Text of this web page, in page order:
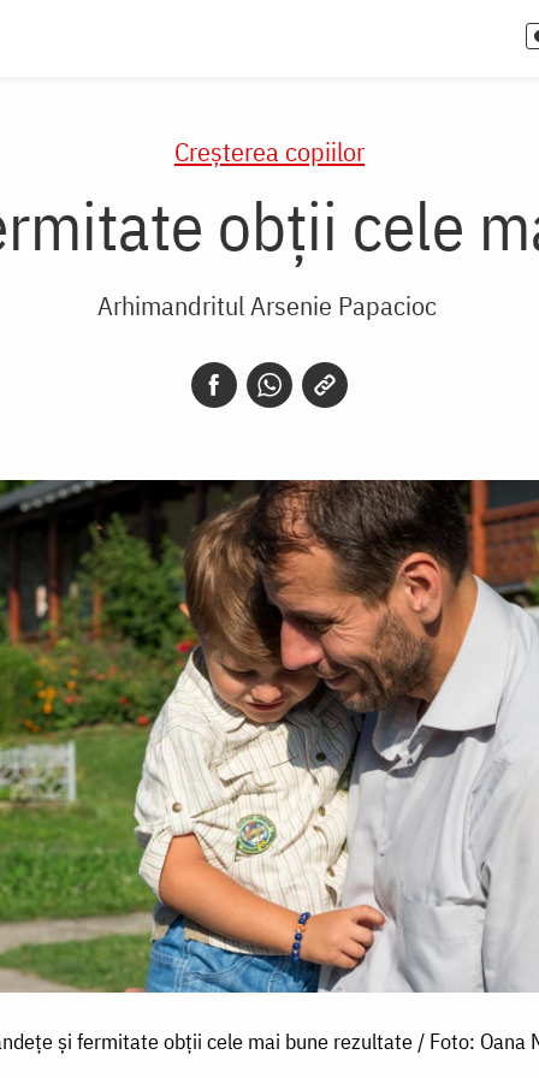
Creşterea copiilor
obții cele
Arhimandritul Arsenie Papacioc
și fermitate obții cele mai bune rezultate / Foto: Oana